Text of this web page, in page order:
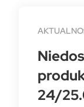
24/